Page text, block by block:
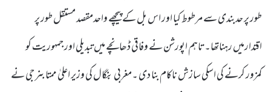
طور پر حدبندی سے مرطوط کیا اور اس بل کے پیچھے واحدمقصد مستقل طور پر
اقتدارمیں رہناتھا۔تاہم اپورشن نے وفاقی ڈھانچے میں تبدیلی اور جمہوریت کو
کمزور کرنے کی اسکی سازش ناکام بنا دی ۔مغربی بنگال کی وزیر اعلیٰ ممتا بنر جی نے